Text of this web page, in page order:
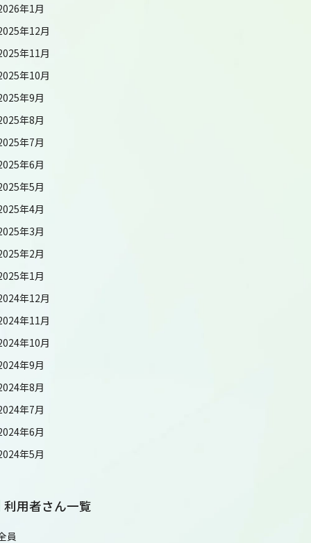
年1月
年12月
年11月
年10月
年9月
年8月
年7月
年6月
年5月
年4月
年3月
年2月
年1月
年12月
年11月
年10月
年9月
年8月
年7月
年6月
年5月
利用者さん一覧
員